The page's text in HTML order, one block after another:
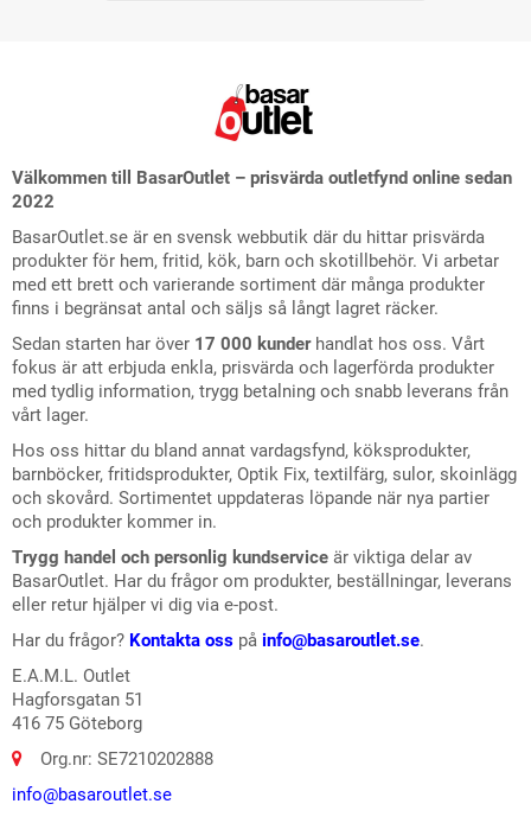
Välkommen till BasarOutlet – prisvärda outletfynd online sedan
2022
BasarOutlet.se är en svensk webbutik där du hittar prisvärda
produkter för hem, fritid, kök, barn och skotillbehör. Vi arbetar
med ett brett och varierande sortiment där många produkter
finns i begränsat antal och säljs så långt lagret räcker.
Sedan starten har över 17 000 kunderhandlat hos oss. Vårt
fokus är att erbjuda enkla, prisvärda och lagerförda produkter
med tydlig information, trygg betalning och snabb leverans från
vårt lager.
Hos oss hittar du bland annat vardagsfynd, köksprodukter,
barnböcker, fritidsprodukter, Optik Fix, textilfärg, sulor, skoinlägg
och skovård. Sortimentet uppdateras löpande när nya partier
och produkter kommer in.
Trygg handel och personlig kundservice är viktiga delar av
BasarOutlet. Har du frågor om produkter, beställningar, leverans
eller retur hjälper vi dig via e-post.
Har du frågor? Kontakta oss på info@basaroutlet.se.
E.A.M.L. Outlet
Hagforsgatan 51
416 75 Göteborg
Org.nr: SE7210202888
info@basaroutlet.se